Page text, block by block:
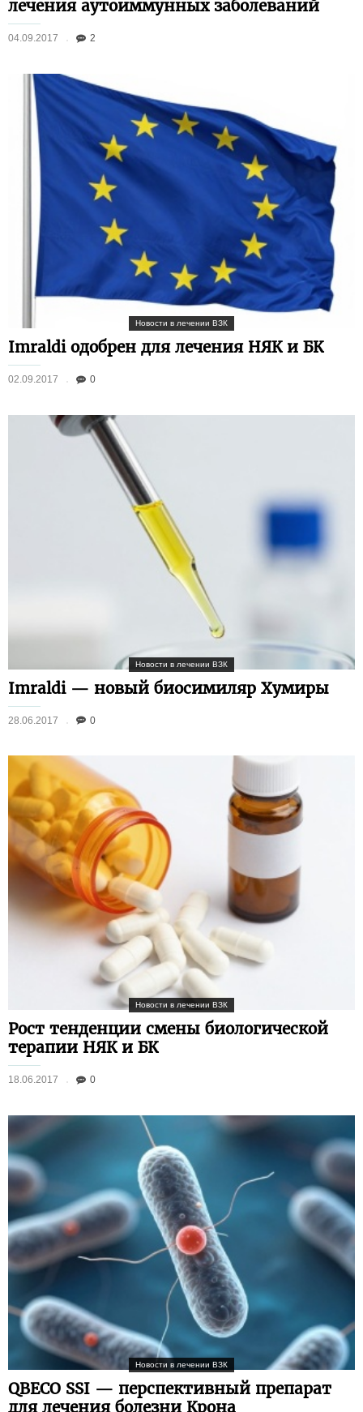
лечения аутоиммунных заболеваний
04.09.2017 2
Новости в лечении ВЗК
Imraldi одобрен для лечения НЯК и БК
02.09.2017 0
Новости в лечении ВЗК
Imraldi — новый биосимиляр Хумиры
28.06.2017 0
Новости в лечении ВЗК
Рост тенденции смены биологической
терапии НЯК и БК
18.06.2017 0
Новости в лечении ВЗК
QBECO SSI — перспективный препарат
для лечения болезни Крона